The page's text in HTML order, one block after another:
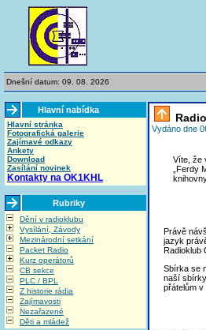
Dnešní datum: 09. 08. 2026
Hlavní nabídka
Hlavní stránka
Fotografická galerie
Zajímavé odkazy
Ankety
Download
Zasílání novinek
Kontakty na OK1KHL
Rubriky
Dění v radioklubu
Vysílání, Závody
Mezinárodní setkání
Packet Radio
Kurz operátorů
CB sekce
PLC / BPL
Z historie rádia
Zajímavosti
Nezařazené
Děti a mládež
Vydáno dne
Víte, že
„Ferdy
Právě
jazyk
Radioklub
Sbírka se
naší
přátelům